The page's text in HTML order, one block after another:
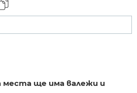
места ще има валежи и